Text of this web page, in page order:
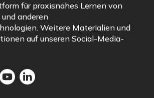
für praxisnahes Lernen von
anderen
Weitere Materialien und
auf unseren Social-Media-